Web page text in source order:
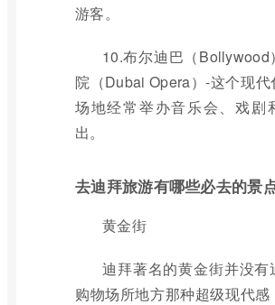
游客。
10.布尔迪巴（Bollywood
院（Dubai Opera）-这个现
场地经常举办音乐会、戏剧
出。
去迪拜旅游有哪些必去的景
黄金街
迪拜著名的黄金街并没有
购物场所地方那种超级现代感